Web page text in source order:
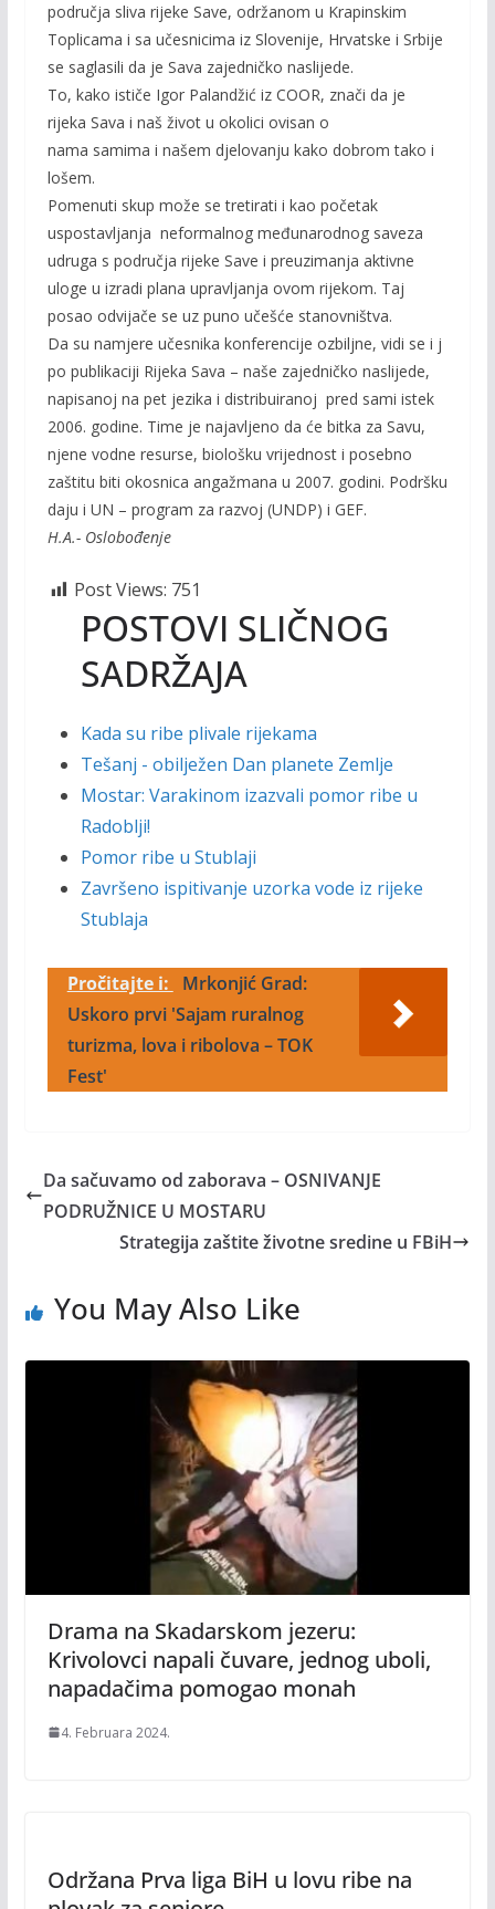
područja sliva rijeke Save, održanom u Krapinskim
Toplicama i sa učesnicima iz Slovenije, Hrvatske i Srbije
se saglasili da je Sava zajedničko naslijede.
To, kako ističe Igor Palandžić iz COOR, znači da je
rijeka Sava i naš život u okolici ovisan o
nama samima i našem djelovanju kako dobrom tako i
lošem.
Pomenuti skup može se tretirati i kao početak
uspostavljanja neformalnog međunarodnog saveza
udruga s područja rijeke Save i preuzimanja aktivne
uloge u izradi plana upravljanja ovom rijekom. Taj
posao odvijače se uz puno učešće stanovništva.
Da su namjere učesnika konferencije ozbiljne, vidi se i j
po publikaciji Rijeka Sava – naše zajedničko naslijede,
napisanoj na pet jezika i distribuiranoj pred sami istek
2006. godine. Time je najavljeno da će bitka za Savu,
njene vodne resurse, biološku vrijednost i posebno
zaštitu biti okosnica angažmana u 2007. godini. Podršku
daju i UN – program za razvoj (UNDP) i GEF.
H.A.- Oslobođenje
Post Views: 751
POSTOVI SLIČNOG
SADRŽAJA
Kada su ribe plivale rijekama
Tešanj - obilježen Dan planete Zemlje
Mostar: Varakinom izazvali pomor ribe u
Radoblji!
Pomor ribe u Stublaji
Završeno ispitivanje uzorka vode iz rijeke
Stublaja
Pročitajte i:
Mrkonjić Grad:
Uskoro prvi 'Sajam ruralnog
turizma, lova i ribolova – TOK
Fest'
Da sačuvamo od zaborava – OSNIVANJE
PODRUŽNICE U MOSTARU
Strategija zaštite životne sredine u FBiH
You May Also Like
Drama na Skadarskom jezeru:
Krivolovci napali čuvare, jednog uboli,
napadačima pomogao monah
4. Februara 2024.
Održana Prva liga BiH u lovu ribe na